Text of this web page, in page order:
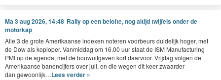
Ma 3 aug 2026, 14:48 Rally op een belofte, nog altijd twijfels onder de
motorkap
Alle 3 de grote Amerikaanse index­en noteren voor­beurs duidelijk hoger, met
de Dow als koplop­er. Van­mid­dag om 16.00 uur staat de ISM Man­u­fac­tur­ing
PMIop de agen­da, met de bouwuit­gaven kort daar­voor. Vri­jdag vol­gen de
Amerikaanse banen­ci­jfers over juli, en die wegen dit keer zwaarder
dan gewoonlijk…Lees verder »